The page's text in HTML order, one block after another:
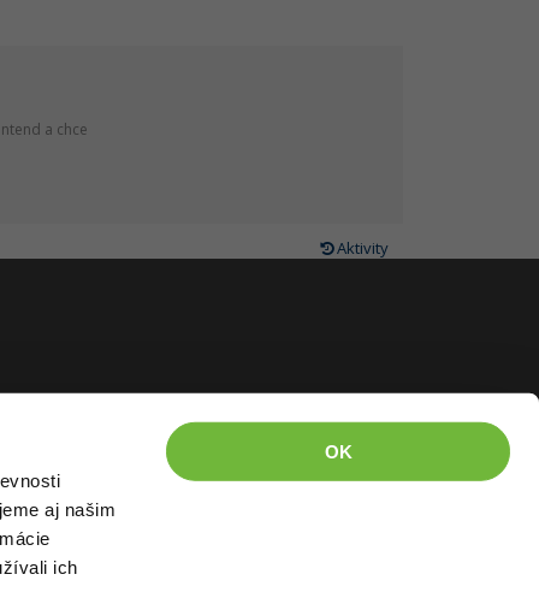
aj našim
ich
OK
a chce
Aktivity